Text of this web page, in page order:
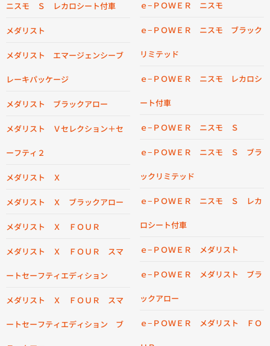
ニスモ Ｓ レカロシート付車
メダリスト
メダリスト エマージェンシーブ
レーキパッケージ
メダリスト ブラックアロー
メダリスト Ｖセレクション＋セ
ーフティ２
メダリスト Ｘ
メダリスト Ｘ ブラックアロー
メダリスト Ｘ ＦＯＵＲ
メダリスト Ｘ ＦＯＵＲ スマ
ートセーフティエディション
メダリスト Ｘ ＦＯＵＲ スマ
ートセーフティエディション ブ
ｅ−ＰＯＷＥＲ ニスモ
ｅ−ＰＯＷＥＲ ニスモ ブラック
リミテッド
ｅ−ＰＯＷＥＲ ニスモ レカロシ
ート付車
ｅ−ＰＯＷＥＲ ニスモ Ｓ
ｅ−ＰＯＷＥＲ ニスモ Ｓ ブラ
ックリミテッド
ｅ−ＰＯＷＥＲ ニスモ Ｓ レカ
ロシート付車
ｅ−ＰＯＷＥＲ メダリスト
ｅ−ＰＯＷＥＲ メダリスト ブラ
ックアロー
ｅ−ＰＯＷＥＲ メダリスト ＦＯ